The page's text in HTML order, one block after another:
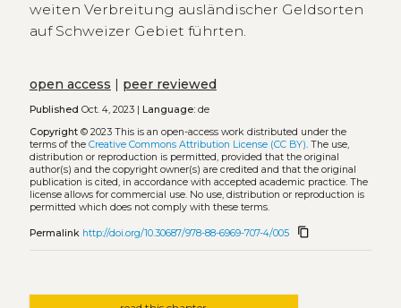
weiten Verbreitung ausländischer Geldsorten
auf Schweizer Gebiet führten.
open access | peer reviewed
Published Oct. 4, 2023 | Language:de
Copyright© 2023 This is an open-access work distributed under the
terms of the Creative Commons Attribution License (CC BY) . The use,
distribution or reproduction is permitted, provided that the original
author(s) and the copyright owner(s) are credited and that the original
publication is cited, in accordance with accepted academic practice. The
license allows for commercial use. No use, distribution or reproduction is
permitted which does not comply with these terms.
Permalink http://doi.org/10.30687/978-88-6969-707-4/005 content_copy